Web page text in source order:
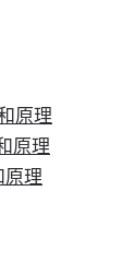
原理
原理
理